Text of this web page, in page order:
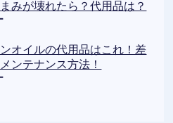
みが壊れたら？代用品は？
オイルの代用品はこれ！差
ンテナンス方法！